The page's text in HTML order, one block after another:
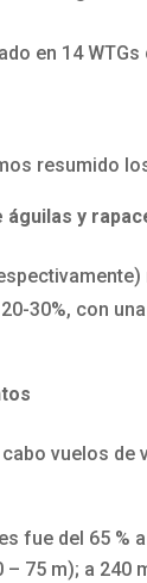
en 14
resumido
y
30%, con
vuelos
fue del 65 %
75 m); a